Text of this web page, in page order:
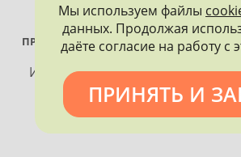
ПРОЕКТ РЕАЛИЗУЕТСЯ ПРИ ПОДДЕРЖКЕ
ПЕТЕРБУРГА
Использование материалов,
допускается только с согласия
обязательной ссылкой на
Мы используем файлы
данных. Продолжая
даёте согласие на работу с
ПРИНЯТЬ И